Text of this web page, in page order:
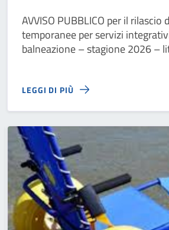
AVVISO PUBBLICO per il rilascio
temporanee per servizi
balneazione – stagione 2026 –
LEGGI DI PIÙ